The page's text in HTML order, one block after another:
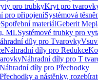
pro trubkyKryt pro
pro připojeníSystémová
Spotřební materiálGeberit
MLSystémové trubky pro
díly pro Tvarovky
Náhradní díly pro Redukce
Náhradní díly pro T
Náhradní díly pro Přechodky
Přechodky a nástěnky,